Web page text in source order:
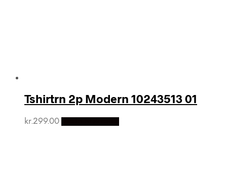
Tshirtrn 2p Modern 10243513 01
kr.299.00